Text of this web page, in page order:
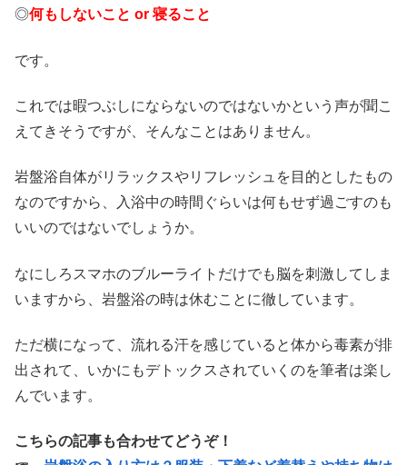
◎何もしないこと or 寝ること
です。
これでは暇つぶしにならないのではないかという声が聞こ
えてきそうですが、そんなことはありません。
岩盤浴自体がリラックスやリフレッシュを目的としたもの
なのですから、入浴中の時間ぐらいは何もせず過ごすのも
いいのではないでしょうか。
なにしろスマホのブルーライトだけでも脳を刺激してしま
いますから、岩盤浴の時は休むことに徹しています。
ただ横になって、流れる汗を感じていると体から毒素が排
出されて、いかにもデトックスされていくのを筆者は楽し
んでいます。
こちらの記事も合わせてどうぞ！